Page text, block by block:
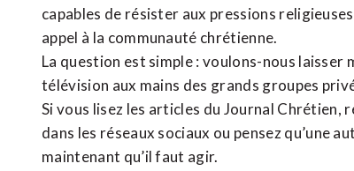
capables de résister aux pressions
appel à la communauté chrétienne.
La question est simple : voulons-nous laisser
télévision aux mains des grands groupes
Si vous lisez les articles du Journal Chrétien,
dans les réseaux sociaux ou pensez qu’une
maintenant qu’il faut agir.